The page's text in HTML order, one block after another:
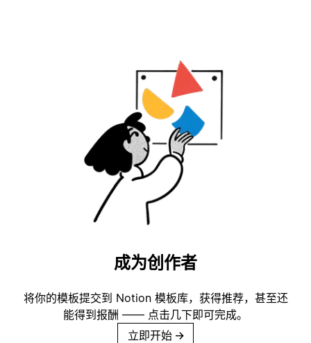
成为创作者
将你的模板提交到 Notion 模板库，获得推荐，甚至还
能得到报酬 —— 点击几下即可完成。
立即开始 →